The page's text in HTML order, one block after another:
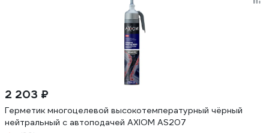
2 203 ₽
Герметик многоцелевой высокотемпературный чёрный
нейтральный с автоподачей AXIOM AS207